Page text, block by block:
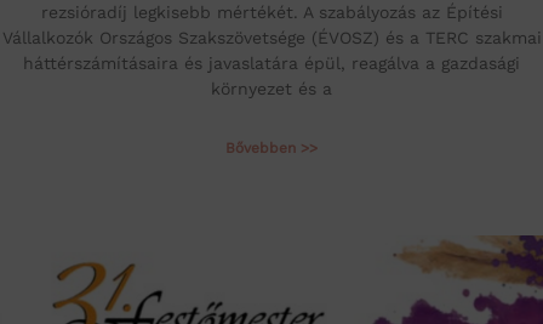
rezsióradíj legkisebb mértékét. A szabályozás az Építési
Vállalkozók Országos Szakszövetsége (ÉVOSZ) és a TERC szakmai
háttérszámításaira és javaslatára épül, reagálva a gazdasági
környezet és a
Bővebben >>